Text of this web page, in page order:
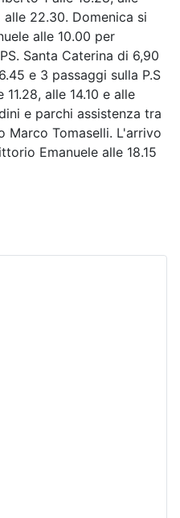
22.30. Domenica si
alle 10.00 per
Santa Caterina di 6,90
e 3 passaggi sulla P.S
alle 14.10 e alle
e parchi assistenza tra
Marco Tomaselli. L'arrivo
Emanuele alle 18.15